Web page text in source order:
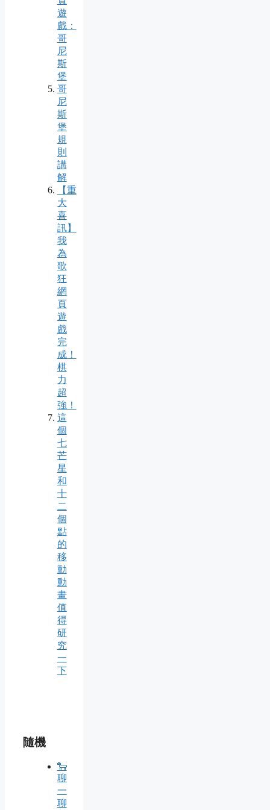
遊
戲：
哥
尼
斯
堡
哥
尼
斯
堡
規
則
講
解
【重
大
喜
訊】
我
為
歌
狂
網
頁
遊
戲
完
成！
棋
力
超
強！
這
個
七
芒
星
和
十
二
個
點
的
移
動
動
畫
值
得
研
究
一
下
隨機
🐑
聊
一
聊